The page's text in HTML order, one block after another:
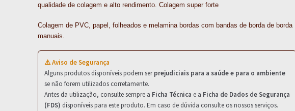
t
qualidade de colagem e alto rendimento. Colagem super forte
Colagem de PVC, papel, folheados e melamina bordas com bandas de borda de borda
manuais.
⚠️ Aviso de Segurança
Alguns produtos disponíveis podem serprejudiciais para a saúde e para o ambiente
se não forem utilizados corretamente.
Antes da utilização, consulte sempre a Ficha Técnica e a Ficha de Dados de Segurança
(FDS) disponíveis para este produto. Em caso de dúvida consulte os nossos serviços.